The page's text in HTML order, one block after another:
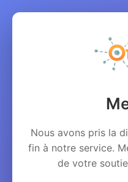
Nous avons pris la
fin à notre service.
de votre